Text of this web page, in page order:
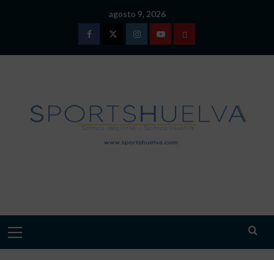
agosto 9, 2026
FacebookTwitterInstagramYoutubeTÉRMINOS
DE
USO
Menú